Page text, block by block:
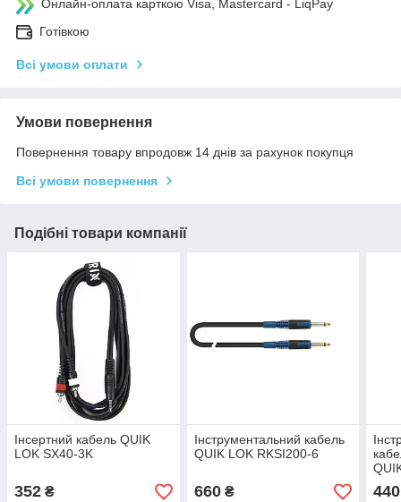
Онлайн-оплата карткою Visa, Mastercard - LiqPay
Готівкою
Всі умови оплати
Умови повернення
Повернення товару впродовж 14 днів за рахунок покупця
Всі умови повернення
Подібні товари компанії
Інсертний кабель QUIK
LOK SX40-3K
352 ₴
Інструментальний кабель
QUIK LOK RKSI200-6
660₴ 440